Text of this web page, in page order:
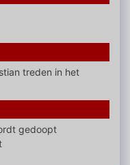
treden in het
gedoopt